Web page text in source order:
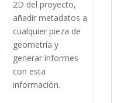
2D del proyecto,
añadir metadatos a
cualquier pieza de
geometría y
generar informes
con esta
información.